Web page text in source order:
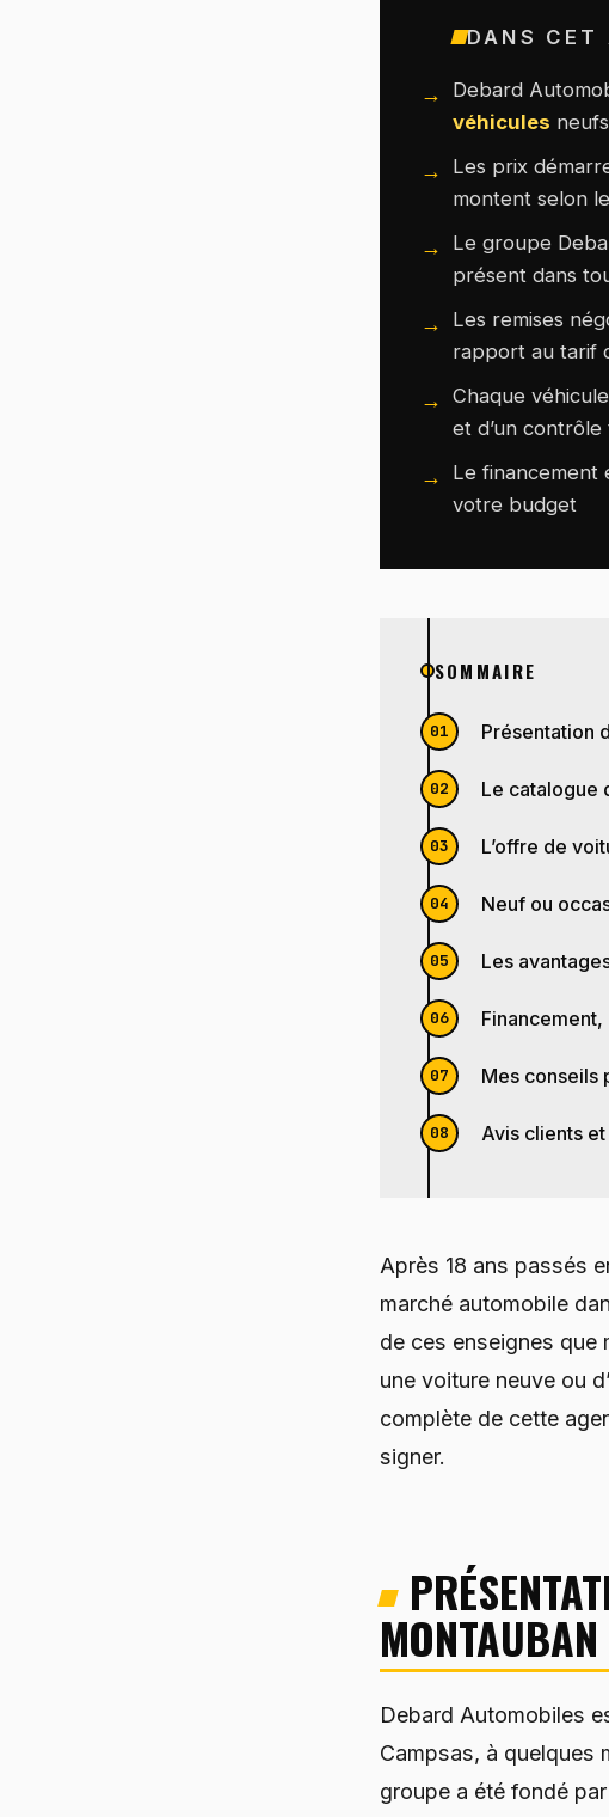
DANS CET
Debard
véhicules
Les prix
montent selon
Le groupe
présent dans
Les remises
rapport au tarif
Chaque
et d’un
Le financement
votre budget
SOMMAIRE
Présentation
Le catalogue
L’offre de
Neuf ou
Les
Mes conseils
Avis clients
Après 18 ans passés
marché automobile
de ces enseignes que
une voiture neuve ou
complète de cette
signer.
MONTAUBAN
Debard Automobiles
Campsas, à quelques
groupe a été fondé par